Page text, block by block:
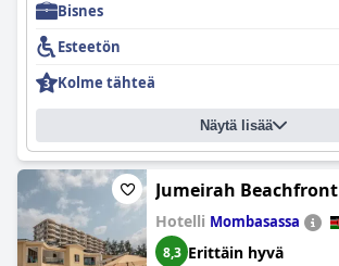
Bisnes
Esteetön
Kolme tähteä
Näytä lisää
Jumeirah Beachfront
Hotelli Mombasassa
8,3 Erittäin hyvä